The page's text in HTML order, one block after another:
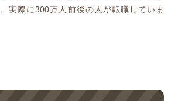
実際に300万人前後の人が転職していま